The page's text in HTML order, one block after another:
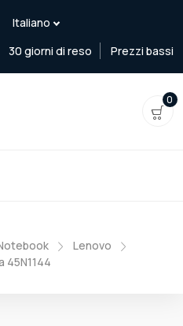
30 giorni di reso Prezzi bassi
0
Lenovo
45N1144